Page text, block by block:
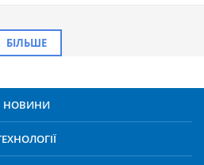
БІЛЬШЕ
НОВИНИ